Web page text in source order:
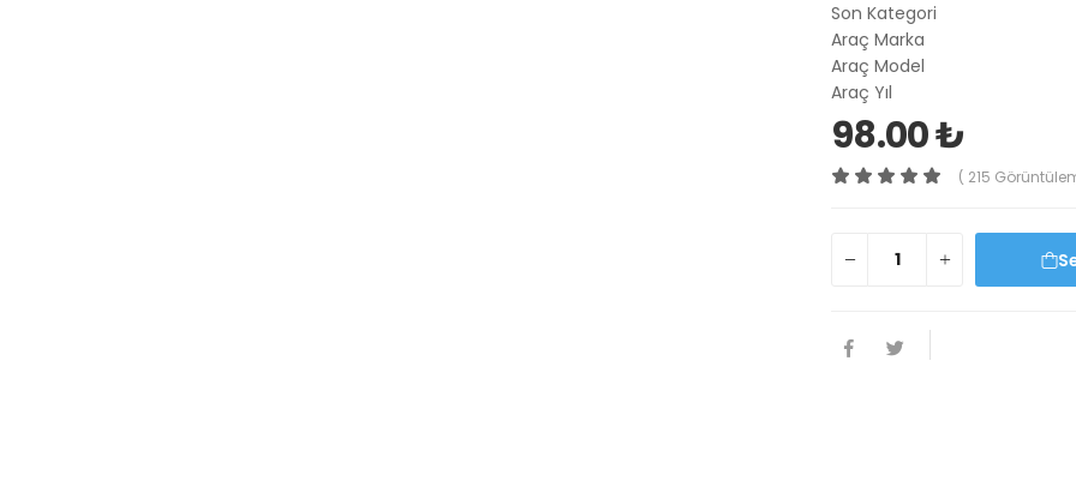
Son Kategori
Araç Marka
Araç Model
Araç Yıl
98.00 ₺
( 215